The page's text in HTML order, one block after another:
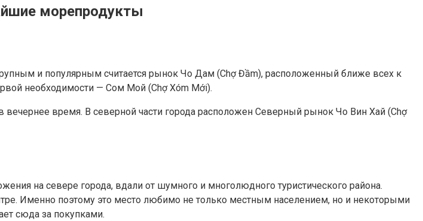
морепродукты
и популярным считается рынок Чо Дам (Chợ Đầm), расположенный ближе всех к
необходимости — Сом Мой (Chợ Xóm Mới).
время. В северной части города расположен Северный рынок Чо Вин Хай (Chợ
на севере города, вдали от шумного и многолюдного туристического района.
Именно поэтому это место любимо не только местным населением, но и некоторыми
сюда за покупками.